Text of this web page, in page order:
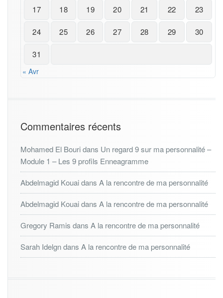
17 18 19 20 21 22 23
24 25 26 27 28 29 30
31
« Avr
Commentaires récents
Mohamed El Bouridans Un regard 9 sur ma personnalité –
Module 1 – Les 9 profils Enneagramme
Abdelmagid Kouaidans A la rencontre de ma personnalité
Abdelmagid Kouaidans A la rencontre de ma personnalité
Gregory Ramis dans A la rencontre de ma personnalité
Sarah Idelgndans A la rencontre de ma personnalité